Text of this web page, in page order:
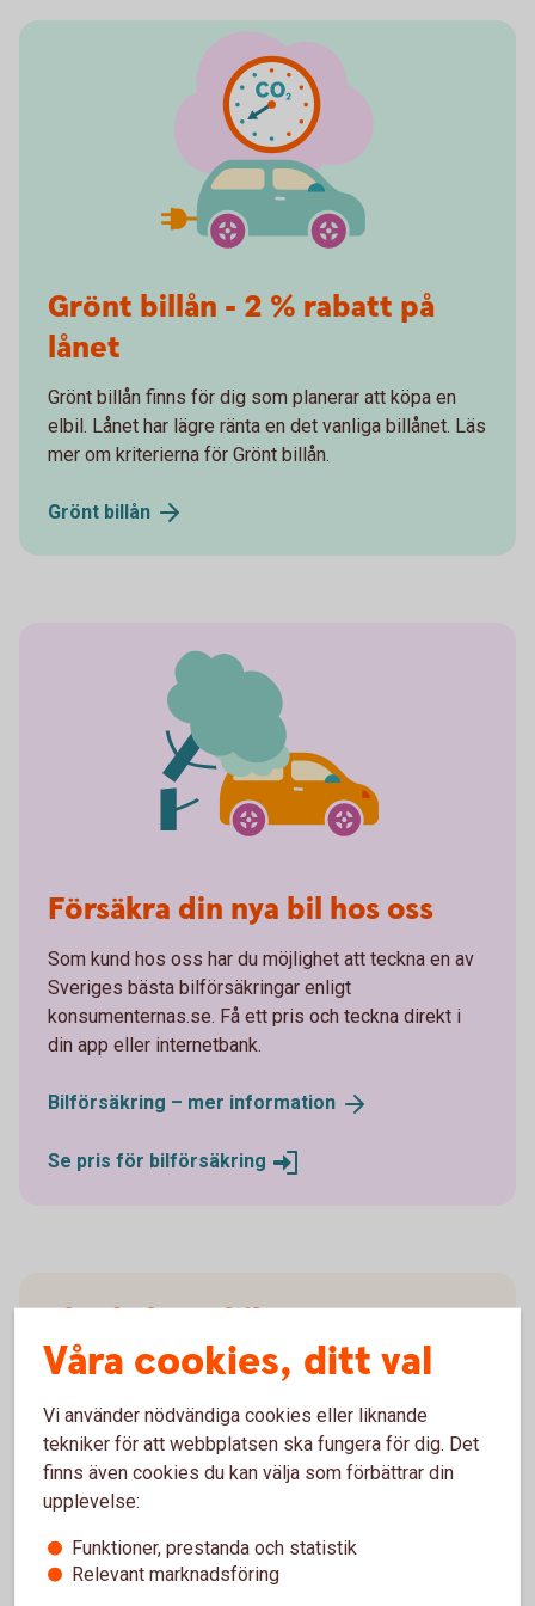
Grönt billån - 2 % rabatt på
lånet
Grönt billån finns för dig som planerar att köpa en
elbil. Lånet har lägre ränta en det vanliga billånet. Läs
mer om kriterierna för Grönt billån.
Grönt billån
Försäkra din nya bil hos oss
Som kund hos oss har du möjlighet att teckna en av
Sveriges bästa bilförsäkringar enligt
konsumenternas.se. Få ett pris och teckna direkt i
din app eller internetbank.
Bilförsäkring – mer information
Se pris för bilförsäkring
Ska du köpa bil av en
privatperson?
Då kan du ansöka om ett privatlån i stället. Privatlån
omfattas inte av kampanjrabatten.
Privatlån
Våra cookies, ditt val
Vi använder nödvändiga cookies eller liknande
tekniker för att webbplatsen ska fungera för dig. Det
finns även cookies du kan välja som förbättrar din
upplevelse:
Funktioner, prestanda och statistik
Relevant marknadsföring